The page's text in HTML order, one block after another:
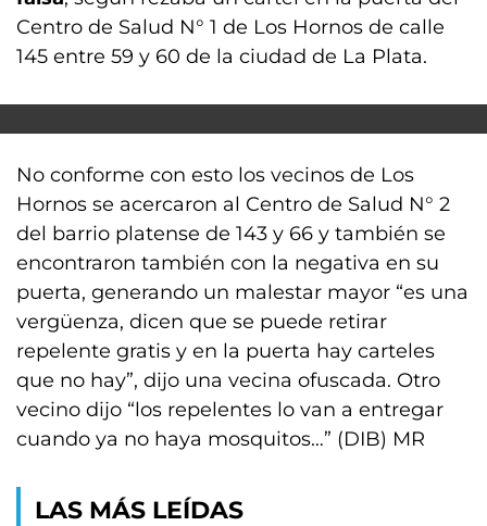
Centro de Salud N° 1 de Los Hornos de calle
145 entre 59 y 60 de la ciudad de La Plata.
No conforme con esto los vecinos de Los
Hornos se acercaron al Centro de Salud N° 2
del barrio platense de 143 y 66 y también se
encontraron también con la negativa en su
puerta, generando un malestar mayor “es una
vergüenza, dicen que se puede retirar
repelente gratis y en la puerta hay carteles
que no hay”, dijo una vecina ofuscada. Otro
vecino dijo “los repelentes lo van a entregar
cuando ya no haya mosquitos…” (DIB) MR
LAS MÁS LEÍDAS